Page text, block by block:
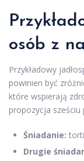
osób z
Przykładowy
powinien być
które wspierają
propozycja
Śniadanie:
Drugie